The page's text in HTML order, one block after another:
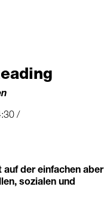
/
auf der einfachen aber
sozialen und